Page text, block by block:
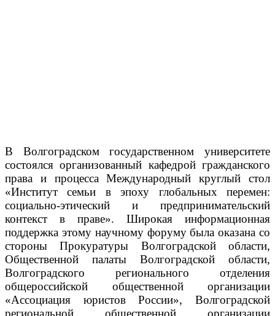
В Волгоградском государственном университете
состоялся организованный кафедрой гражданского
права и процесса Международный круглый стол
«Институт семьи в эпоху глобальных перемен:
социально-этический и предпринимательский
контекст в праве». Широкая информационная
поддержка этому научному форуму была оказана со
стороны Прокуратуры Волгоградской области,
Общественной палаты Волгоградской области,
Волгоградского регионального отделения
общероссийской общественной организации
«Ассоциация юристов России», Волгоградской
региональной общественной организации